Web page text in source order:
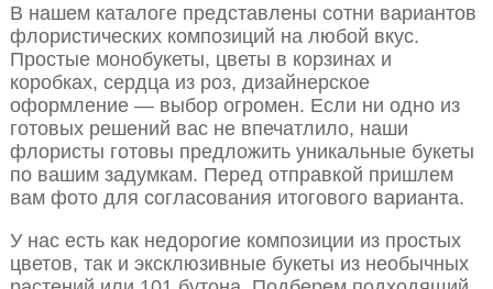
В нашем каталоге представлены сотни вариантов
флористических композиций на любой вкус.
Простые монобукеты, цветы в корзинах и
коробках, сердца из роз, дизайнерское
оформление — выбор огромен. Если ни одно из
готовых решений вас не впечатлило, наши
флористы готовы предложить уникальные букеты
по вашим задумкам. Перед отправкой пришлем
вам фото для согласования итогового варианта.
У нас есть как недорогие композиции из простых
цветов, так и эксклюзивные букеты из необычных